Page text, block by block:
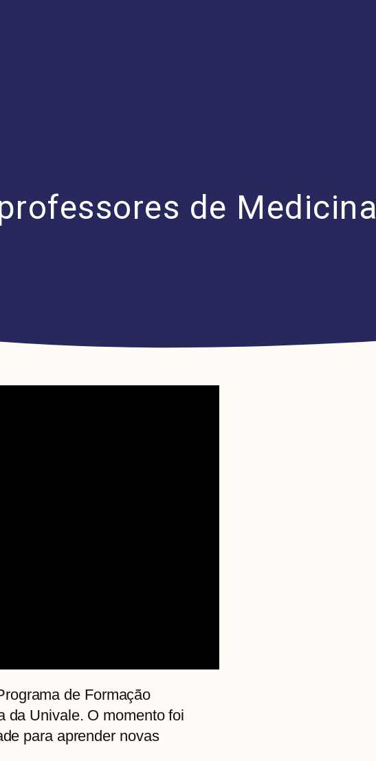
de Medicina
de Formação
da Univale. O momento foi
para aprender novas